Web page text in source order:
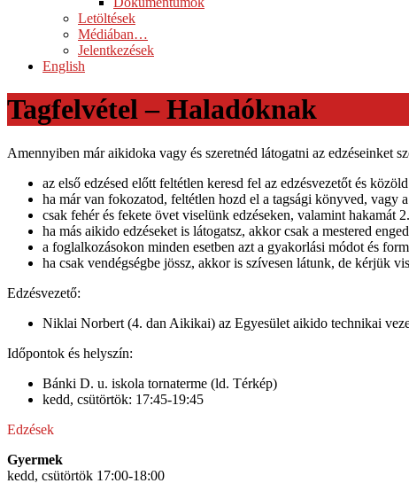
Letöltések
Médiában…
Jelentkezések
English
Tagfelvétel – Haladóknak
Amennyiben már aikidoka vagy és szeretnéd látogatni az edzéseinket
az első edzésed előtt feltétlen keresd fel az edzésvezetőt és
ha már van fokozatod, feltétlen hozd el a tagsági könyved, vagy
csak fehér és fekete övet viselünk edzéseken, valamint hakamát
ha más aikido edzéseket is látogatsz, akkor csak a mestered
a foglalkozásokon minden esetben azt a gyakorlási módot és
ha csak vendégségbe jössz, akkor is szívesen látunk, de kérjük
Edzésvezető:
Niklai Norbert (4. dan Aikikai) az Egyesület aikido technikai
Időpontok és helyszín:
Bánki D. u. iskola tornaterme (ld. Térkép)
kedd, csütörtök: 17:45-19:45
Edzések
Gyermek
kedd, csütörtök 17:00-18:00